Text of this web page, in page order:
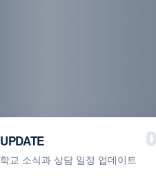
UPDATE
학교 소식과 상담 일정 업데이트